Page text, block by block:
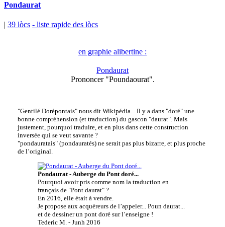
Pondaurat
| 39 lòcs - liste rapide des lòcs
en graphie alibertine :
Pondaurat
Prononcer "Poundaourat".
"Gentilé Dorépontais" nous dit Wikipédia... Il y a dans "doré" une
bonne compréhension (et traduction) du gascon "daurat". Mais
justement, pourquoi traduire, et en plus dans cette construction
inversée qui se veut savante ?
"pondauratais" (pondauratés) ne serait pas plus bizarre, et plus proche
de l’original.
Pondaurat - Auberge du Pont doré...
Pourquoi avoir pris comme nom la traduction en
français de "Pont daurat" ?
En 2016, elle était à vendre.
Je propose aux acquéreurs de l’appeler... Poun daurat...
et de dessiner un pont doré sur l’enseigne !
Tederic M. - Junh 2016